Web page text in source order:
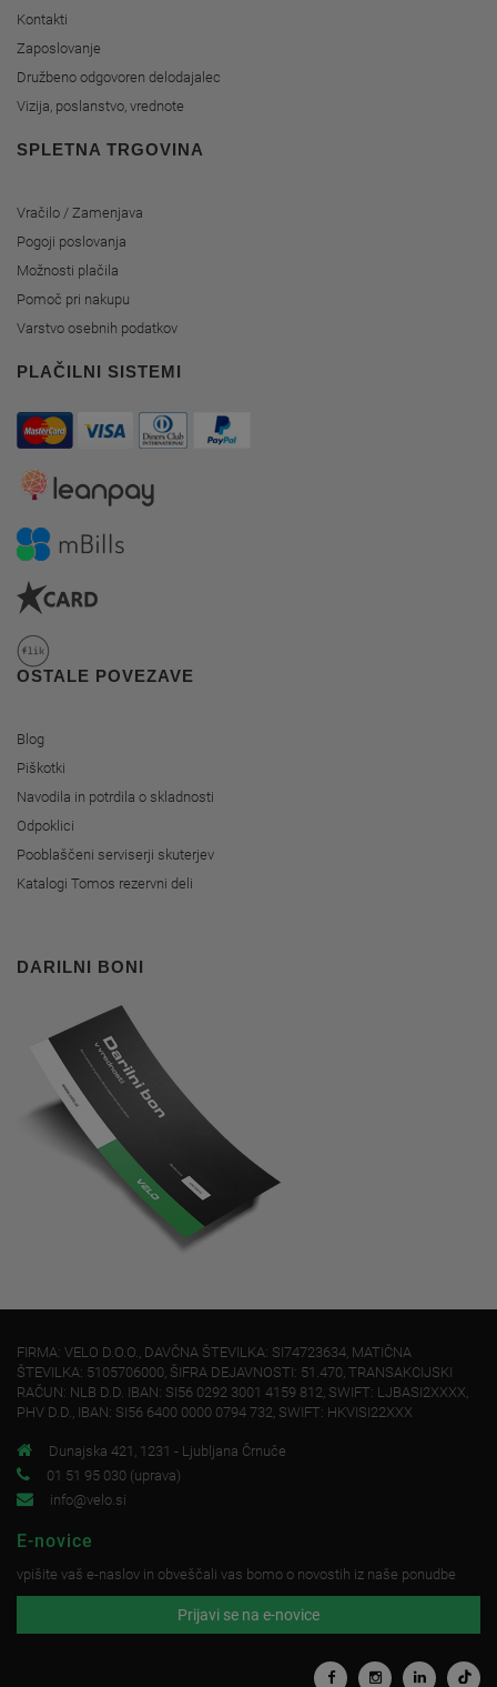
Kontakti
Zaposlovanje
Družbeno odgovoren delodajalec
Vizija, poslanstvo, vrednote
SPLETNA TRGOVINA
Vračilo / Zamenjava
Pogoji poslovanja
Možnosti plačila
Pomoč pri nakupu
Varstvo osebnih podatkov
PLAČILNI SISTEMI
OSTALE POVEZAVE
Blog
Piškotki
Navodila in potrdila o skladnosti
Odpoklici
Pooblaščeni serviserji skuterjev
Katalogi Tomos rezervni deli
DARILNI BONI
FIRMA: VELO D.O.O., DAVČNA ŠTEVILKA: SI74723634, MATIČNA
ŠTEVILKA: 5105706000, ŠIFRA DEJAVNOSTI: 51.470, TRANSAKCIJSKI
RAČUN: NLB D.D. IBAN: SI56 0292 3001 4159 812, SWIFT: LJBASI2XXXX,
PHV D.D., IBAN: SI56 6400 0000 0794 732, SWIFT: HKVISI22XXX
Dunajska 421, 1231 - Ljubljana Črnuče
01 51 95 030 (uprava)
info@velo.si
E-novice
vpišite vaš e-naslov in obveščali vas bomo o novostih iz naše ponudbe
Prijavi se na e-novice